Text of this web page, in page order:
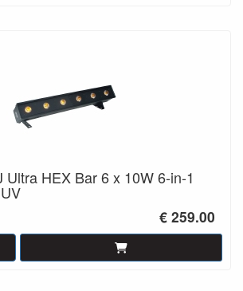
Ultra HEX Bar 6 x 10W 6-in-1
€ 259.00